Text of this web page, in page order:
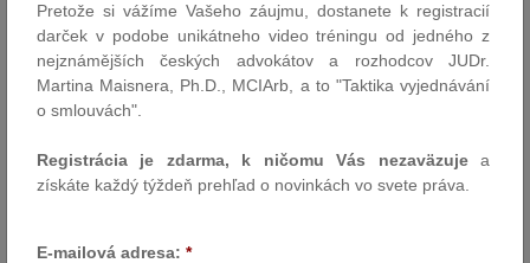
spáchania trestného činu. Podpísali totiž žiadosti o získanie
„príjmu z občianstva“, čo je sociálna dávka určená na
zabezpečenie životného minima. Nepravdivo tak potvrdili, že
spĺňajú podmienky na priznanie tejto dávky, a to
vrátane podmienky pobytu v Taliansku po dobu najmenej
Z tohto titulu im bola neoprávnene vyplatená celková suma 3
414,40 eura, pokiaľ ide o prvú z nich, a 3 186,66 eura
či je táto podmienka pobytu v súlade so smernicou
Pretože si vážíme Vašeho záujmu, dostanete k registracií
darček v podobe unikátneho video tréningu od jedného z
nejznámějších českých advokátov a rozhodcov JUDr.
Martina Maisnera, Ph.D., MCIArb, a to "Taktika vyjednávání
o smlouvách".
Registrácia je zdarma, k ničomu Vás nezaväzujea
získáte každý týždeň prehľad o novinkách vo svete práva.
E-mailová adresa: *